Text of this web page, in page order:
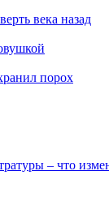
века назад
порох
– что